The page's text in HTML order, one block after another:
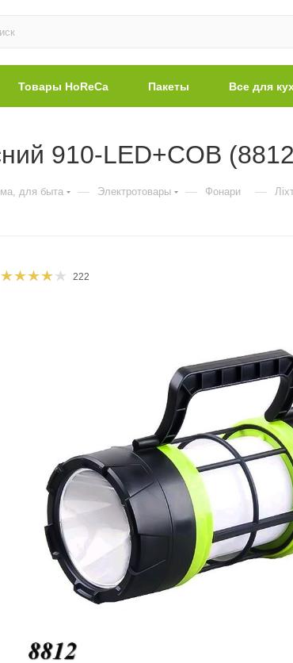
Товары HoReCa Пакеты Все для
910-LED+COB
для быта — Электротовары — Фонари —
222